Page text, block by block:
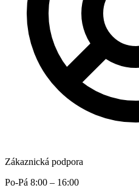
Zákaznická podpora
Po-Pá 8:00 – 16:00